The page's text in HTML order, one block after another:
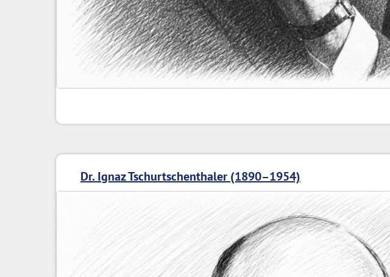
Dr. Ignaz Tschurtschenthaler (1890–1954)